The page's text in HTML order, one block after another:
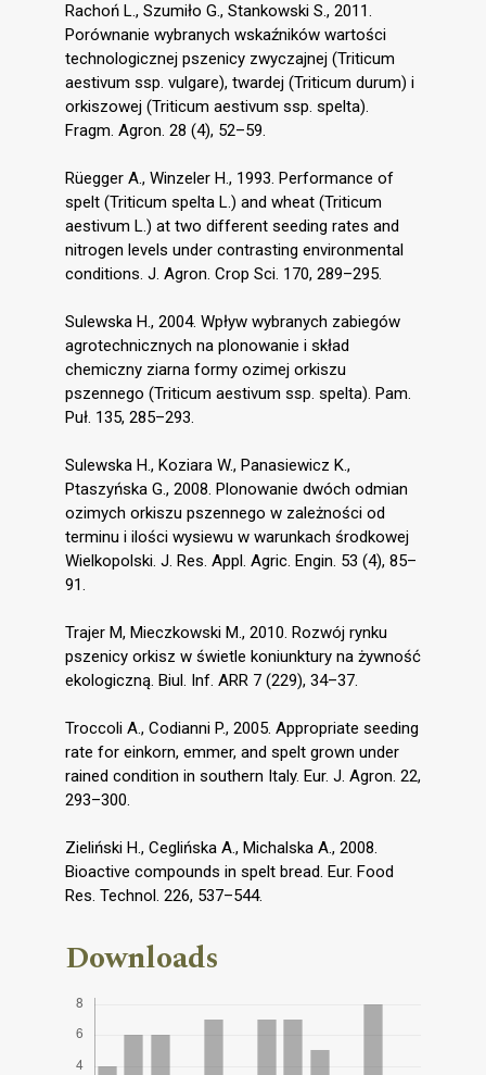
Rachoń L., Szumiło G., Stankowski S., 2011.
Porównanie wybranych wskaźników wartości
technologicznej pszenicy zwyczajnej (Triticum
aestivum ssp. vulgare), twardej (Triticum durum) i
orkiszowej (Triticum aestivum ssp. spelta).
Fragm. Agron. 28 (4), 52–59.
Rüegger A., Winzeler H., 1993. Performance of
spelt (Triticum spelta L.) and wheat (Triticum
aestivum L.) at two different seeding rates and
nitrogen levels under contrasting environmental
conditions. J. Agron. Crop Sci. 170, 289–295.
Sulewska H., 2004. Wpływ wybranych zabiegów
agrotechnicznych na plonowanie i skład
chemiczny ziarna formy ozimej orkiszu
pszennego (Triticum aestivum ssp. spelta). Pam.
Puł. 135, 285–293.
Sulewska H., Koziara W., Panasiewicz K.,
Ptaszyńska G., 2008. Plonowanie dwóch odmian
ozimych orkiszu pszennego w zależności od
terminu i ilości wysiewu w warunkach środkowej
Wielkopolski. J. Res. Appl. Agric. Engin. 53 (4), 85–
91.
Trajer M, Mieczkowski M., 2010. Rozwój rynku
pszenicy orkisz w świetle koniunktury na żywność
ekologiczną. Biul. Inf. ARR 7 (229), 34–37.
Troccoli A., Codianni P., 2005. Appropriate seeding
rate for einkorn, emmer, and spelt grown under
rained condition in southern Italy. Eur. J. Agron. 22,
293–300.
Zieliński H., Ceglińska A., Michalska A., 2008.
Bioactive compounds in spelt bread. Eur. Food
Res. Technol. 226, 537–544.
Downloads